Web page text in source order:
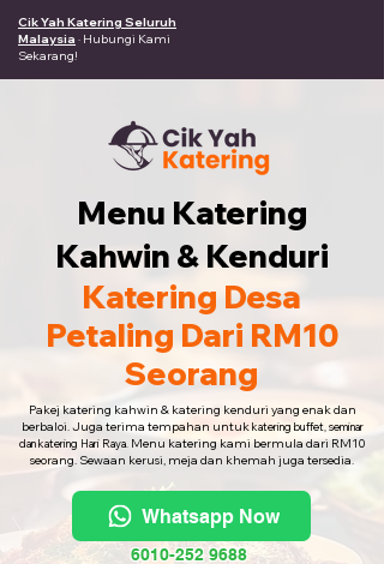
Cik Yah Katering Seluruh
Malaysia · Hubungi Kami
Sekarang!
Menu Katering
Kahwin & Kenduri
Katering Desa
Petaling Dari RM10
Seorang
Pakej katering kahwin & katering kenduri yang enak dan
berbaloi. Juga terima tempahan untukkatering buffet, seminar
dan katering Hari Raya. Menu katering kami bermula dari RM10
seorang. Sewaan kerusi, meja dan khemah juga tersedia.
Whatsapp Now
6010-252 9688